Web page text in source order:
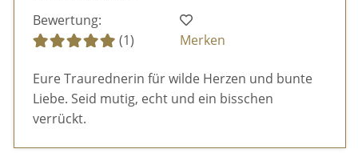
Bewertung:
(1)
Merken
Eure Traurednerin für wilde Herzen und bunte
Liebe. Seid mutig, echt und ein bisschen
verrückt.